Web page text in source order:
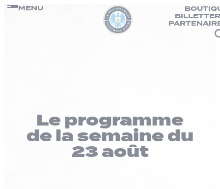
Passer
MENU
Le programme
de la semaine du
23 août
Panneau de gestion des cookies